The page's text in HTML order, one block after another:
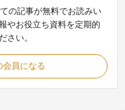
の記事が無料でお読みい
やお役立ち資料を定期的
さい。
会員になる